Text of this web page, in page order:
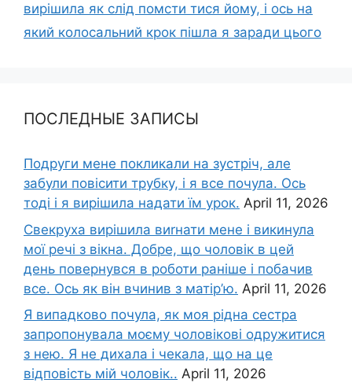
вирішила як слід помсти тися йому, і ось на
який колосальний крок пішла я заради цього
ПОСЛЕДНЫЕ ЗАПИСЫ
Подруги мене покликали на зустріч, але
забули повісити трубку, і я все почула. Ось
тоді і я вирішила надати їм урок. April 11, 2026
Свекруха вирішила виrнати мене і викинула
мої речі з вікна. Добре, що чоловік в цей
день повернувся в роботи раніше і побачив
все. Ось як він вчинив з матір’ю. April 11, 2026
Я випадково почула, як моя рідна сестра
запропонувала моєму чоловікові одружитися
з нею. Я не дихала і чекала, що на це
відповість мій чоловік.. April 11, 2026